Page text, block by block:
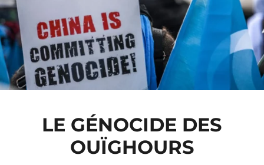
LE GÉNOCIDE DES
OUÏGHOURS